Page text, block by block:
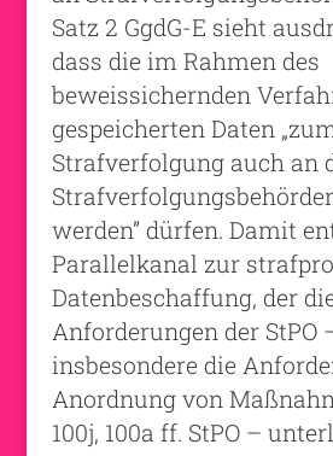
Satz 2 GgdG-E sieht
dass die im Rahmen des
beweissichernden
gespeicherten Daten
Strafverfolgung auch an
werden” dürfen. Damit
Parallelkanal zur
Datenbeschaffung, der
Anforderungen der StPO
insbesondere die
Anordnung von
100j, 100a ff. StPO –